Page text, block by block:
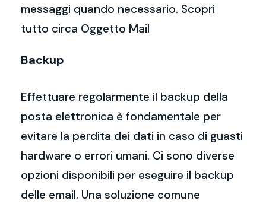
messaggi quando necessario. Scopri
tutto circa Oggetto Mail
Backup
Effettuare regolarmente il backup della
posta elettronica è fondamentale per
evitare la perdita dei dati in caso di guasti
hardware o errori umani. Ci sono diverse
opzioni disponibili per eseguire il backup
delle email. Una soluzione comune